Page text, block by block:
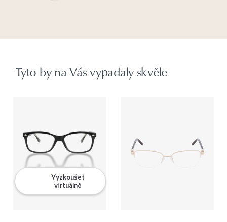
Tyto by na Vás vypadaly skvěle
Vyzkoušet
virtuálně